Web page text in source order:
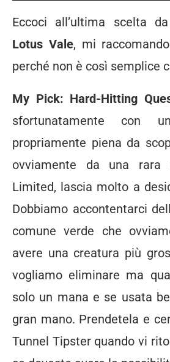
Eccoci all’ultima scelta
Lotus Vale, mi
perché non è così semplice
My Pick: Hard-Hitting
sfortunatamente con
propriamente piena da
ovviamente da una rara
Limited, lascia molto a
Dobbiamo accontentarci
comune verde che
avere una creatura più
vogliamo eliminare ma
solo un mana e se usata
gran mano. Prendetela e
Tunnel Tipster quando vi